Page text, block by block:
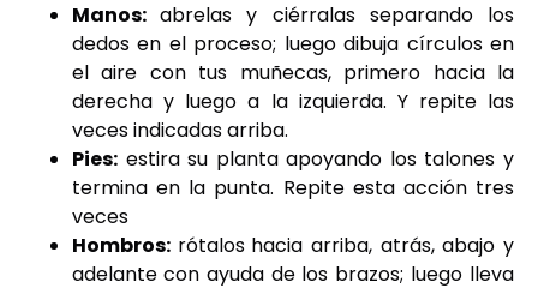
Manos:abrelas y ciérralas separando los
dedos en el proceso; luego dibuja círculos en
el aire con tus muñecas, primero hacia la
derecha y luego a la izquierda. Y repite las
veces indicadas arriba.
Pies: estira su planta apoyando los talones y
termina en la punta. Repite esta acción tres
veces
Hombros: rótalos hacia arriba, atrás, abajo y
adelante con ayuda de los brazos; luego lleva